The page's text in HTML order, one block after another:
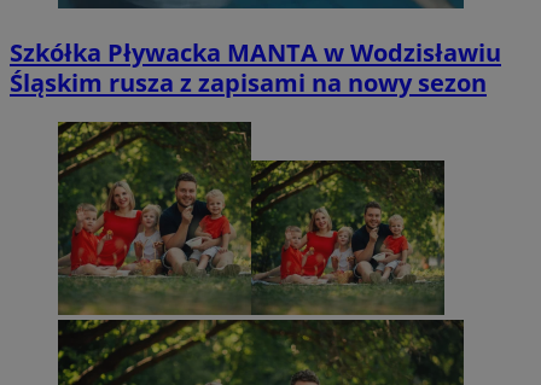
Szkółka Pływacka MANTA w Wodzisławiu
Śląskim rusza z zapisami na nowy sezon